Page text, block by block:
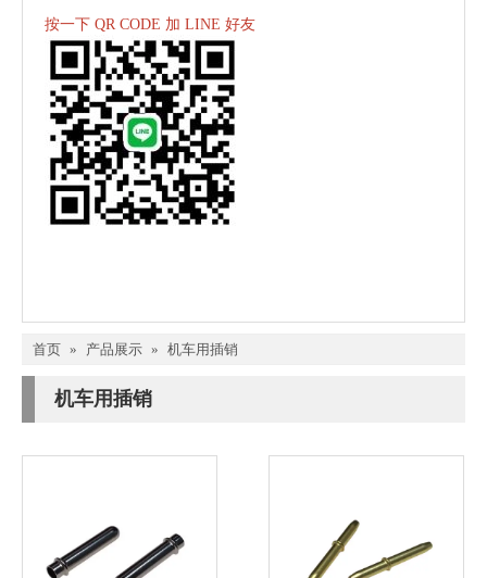
按一下 QR CODE 加 LINE 好友
首页 » 产品展示 » 机车用插销
机车用插销